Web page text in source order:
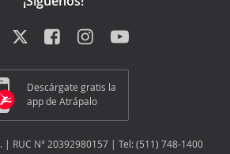
Descárgate gratis la
app de Atrápalo
| RUC N° 20392980157 | Tel: (511) 748-1400